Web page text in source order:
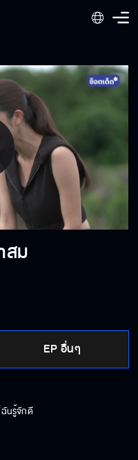
สม
EP อื่นๆ
วาด
ย ก่อนตาย
างคุณจะทำอะไรเป็น
ฉันรู้จักดี